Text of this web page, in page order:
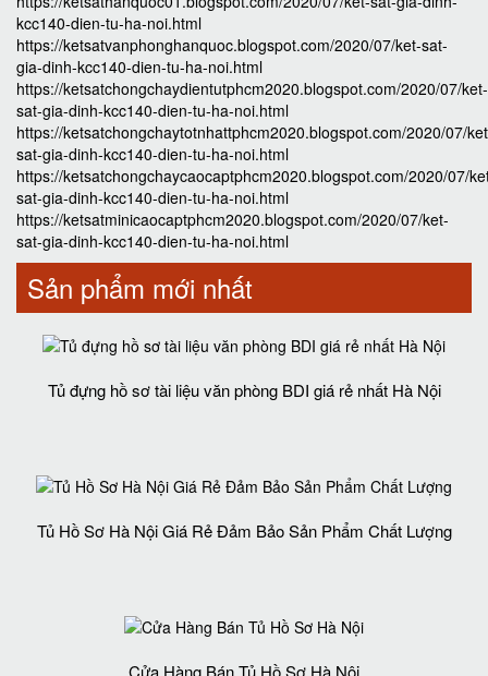
kcc140-dien-tu-ha-noi.html
https://ketsatvanphonghanquoc.blogspot.com/2020/07/ket-sat-
gia-dinh-kcc140-dien-tu-ha-noi.html
https://ketsatchongchaydientutphcm2020.blogspot.com/2020/07/ket-
sat-gia-dinh-kcc140-dien-tu-ha-noi.html
https://ketsatchongchaytotnhattphcm2020.blogspot.com/2020/07/
sat-gia-dinh-kcc140-dien-tu-ha-noi.html
https://ketsatchongchaycaocaptphcm2020.blogspot.com/2020/07/
sat-gia-dinh-kcc140-dien-tu-ha-noi.html
https://ketsatminicaocaptphcm2020.blogspot.com/2020/07/ket-
sat-gia-dinh-kcc140-dien-tu-ha-noi.html
Sản phẩm mới nhất
Tủ đựng hồ sơ tài liệu văn phòng BDI giá rẻ nhất Hà Nội
Tủ Hồ Sơ Hà Nội Giá Rẻ Đảm Bảo Sản Phẩm Chất Lượng‎
Cửa Hàng Bán Tủ Hồ Sơ Hà Nội